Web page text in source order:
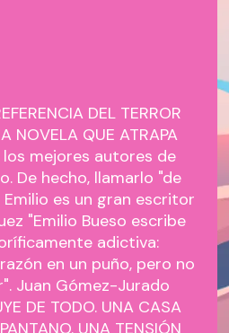
DEL TERROR
NOVELA QUE ATRAPA
los mejores autores de
De hecho, llamarlo "de
es un gran escritor
"Emilio Bueso escribe
adictiva:
en un puño, pero no
Juan Gómez-Jurado
DE TODO. UNA CASA
UNA TENSIÓN